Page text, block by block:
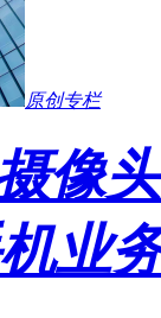
原创专栏
像
业